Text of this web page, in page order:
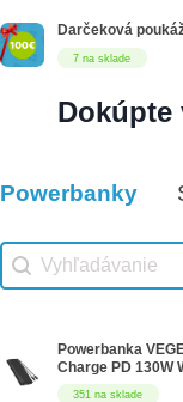
7 na sklade
Darčeková
8 na sklade
Vhodné
Powerbanky
Vhodné
Search content
351 na sklade
Powerbanka
Charge PD 130W